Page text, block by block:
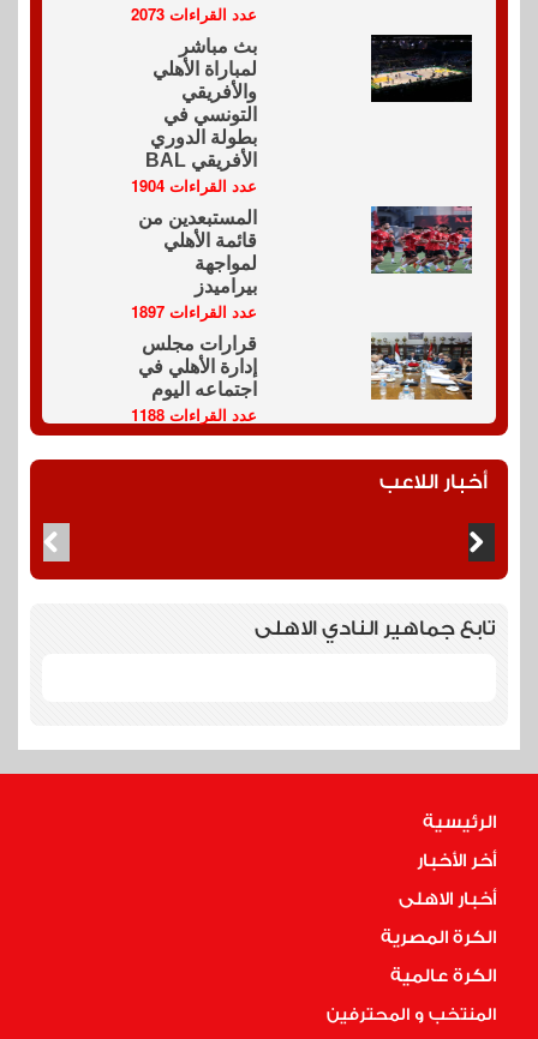
عدد القراءات 2073
بث مباشر
لمباراة الأهلي
والأفريقي
التونسي في
بطولة الدوري
الأفريقي BAL
عدد القراءات 1904
المستبعدين من
قائمة الأهلي
لمواجهة
بيراميدز
عدد القراءات 1897
قرارات مجلس
إدارة الأهلي في
اجتماعه اليوم
عدد القراءات 1188
أخبار اللاعب
تابع جماهير النادي الاهلى
الرئيسية
أخر الأخبار
أخبار الاهلى
الكرة المصرية
الكرة عالمية
المنتخب و المحترفين